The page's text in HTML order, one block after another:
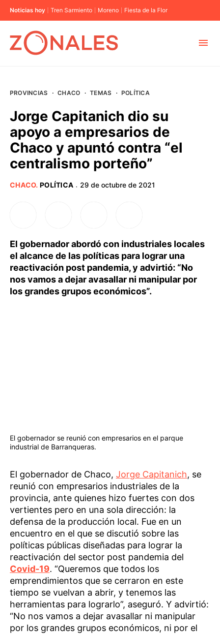
Noticias hoy Tren Sarmiento Moreno Fiesta de la Flor
BUENOS AIRES
PROVINCIAS
PROVINCIAS · CHACO · TEMAS · POLÍTICA
Jorge Capitanich dio su
apoyo a empresarios de
Chaco y apuntó contra “el
centralismo porteño”
CHACO. POLÍTICA · 29 de octubre de 2021
El gobernador abordó con industriales locales
el alcance de las políticas para lograr una
reactivación post pandemia, y advirtió: “No
nos vamos a dejar avasallar ni manipular por
los grandes grupos económicos”.
El gobernador se reunió con empresarios en el parque
industrial de Barranqueras.
El gobernador de Chaco, Jorge Capitanich, se
reunió con empresarios industriales de la
provincia, ante quienes hizo fuertes con dos
vertientes pero en una sola dirección: la
defensa de la producción local. Fue en un
encuentro en el que se discutió sobre las
políticas públicas diseñadas para lograr la
reactivación del sector post pandemia del
Covid-19. “Queremos que todos los
emprendimientos que se cerraron en este
tiempo se vuelvan a abrir, y tenemos las
herramientas para lograrlo”, aseguró. Y advirtió:
“No nos vamos a dejar avasallar ni manipular
por los grandes grupos económicos, ni por el